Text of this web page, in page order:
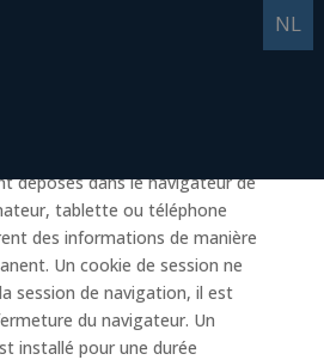
NL
Cookies
de ce Site, des
déposés dans le navigateur de
tablette ou téléphone
des informations de manière
Un cookie de session ne
session de navigation, il est
du navigateur. Un
installé pour une durée